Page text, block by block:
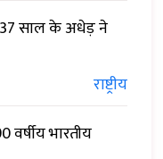
साल के अधेड़ ने
राष्ट्रीय
वर्षीय भारतीय